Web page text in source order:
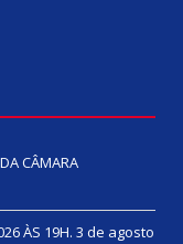
CÂMARA
ÀS 19H. 3 de agosto